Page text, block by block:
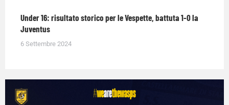
Under 16: risultato storico per le Vespette, battuta 1-0 la
Juventus
6 Settembre 2024